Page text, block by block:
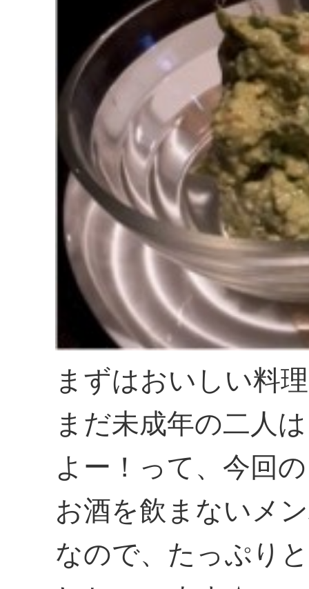
まずはおいしい料
まだ未成年の二人
よー！って、今回
お酒を飲まないメ
なので、たっぷり